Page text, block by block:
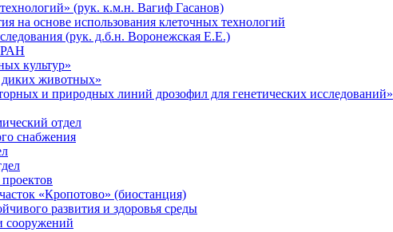
(рук. к.м.н. Вагиф Гасанов)
на основе использования клеточных технологий
(рук. д.б.н. Воронежская Е.Е.)
РАН
культур»
животных»
и природных линий дрозофил для генетических исследований»
отдел
снабжения
«Кропотово» (биостанция)
развития и здоровья среды
сооружений